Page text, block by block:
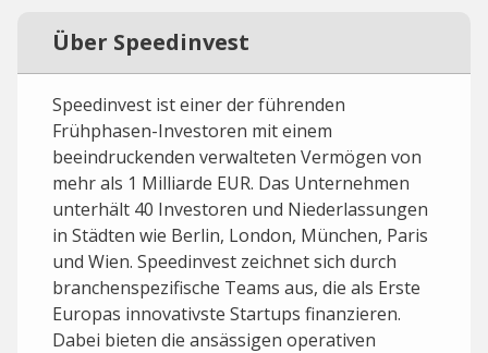
Über Speedinvest
Speedinvest ist einer der führenden
Frühphasen-Investoren mit einem
beeindruckenden verwalteten Vermögen von
mehr als 1 Milliarde EUR. Das Unternehmen
unterhält 40 Investoren und Niederlassungen
in Städten wie Berlin, London, München, Paris
und Wien. Speedinvest zeichnet sich durch
branchenspezifische Teams aus, die als Erste
Europas innovativste Startups finanzieren.
Dabei bieten die ansässigen operativen